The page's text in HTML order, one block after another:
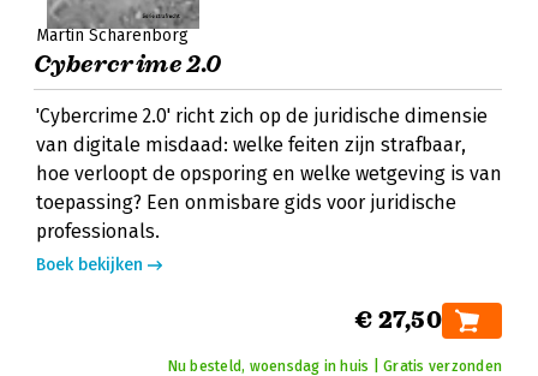
Martin Scharenborg
Cybercrime 2.0
'Cybercrime 2.0' richt zich op de juridische dimensie
van digitale misdaad: welke feiten zijn strafbaar,
hoe verloopt de opsporing en welke wetgeving is van
toepassing? Een onmisbare gids voor juridische
professionals.
Boek bekijken
€ 27,50
Nu besteld, woensdag in huis | Gratis verzonden